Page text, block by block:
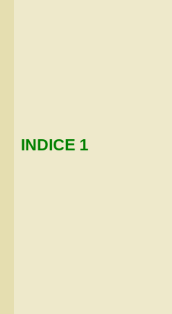
INDICE 1